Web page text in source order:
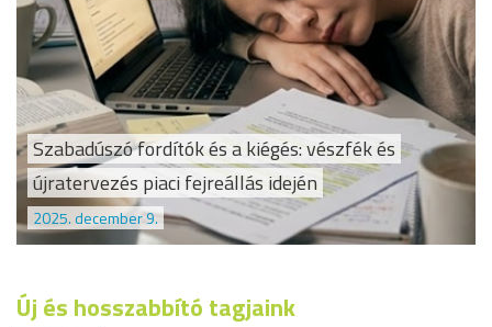
Szabadúszó fordítók és a kiégés: vészfék és
újratervezés piaci fejreállás idején
2025. december 9.
Új és hosszabbító tagjaink